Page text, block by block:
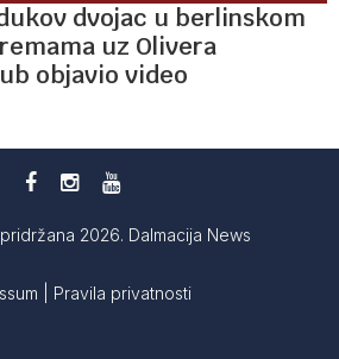
dvojac u berlinskom
uz Olivera
objavio video
2026. Dalmacija News
Pravila privatnosti